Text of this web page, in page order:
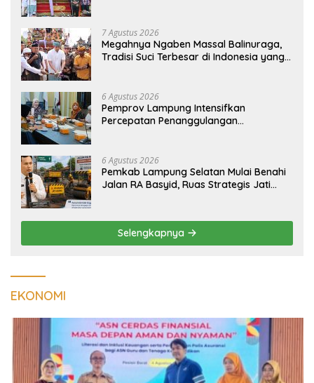
7 Agustus 2026
Megahnya Ngaben Massal Balinuraga,
Tradisi Suci Terbesar di Indonesia yang
6 Agustus 2026
Pemprov Lampung Intensifkan
Percepatan Penanggulangan
6 Agustus 2026
Pemkab Lampung Selatan Mulai Benahi
Jalan RA Basyid, Ruas Strategis Jati
Selengkapnya
EKONOMI